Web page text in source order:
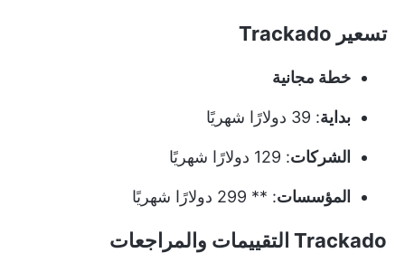
تسعير Trackado
خطة مجانية
بداية: 39 دولارًا شهريًا
الشركات: 129 دولارًا شهريًا
المؤسسات: ** 299 دولارًا شهريًا
Trackado التقييمات والمراجعات